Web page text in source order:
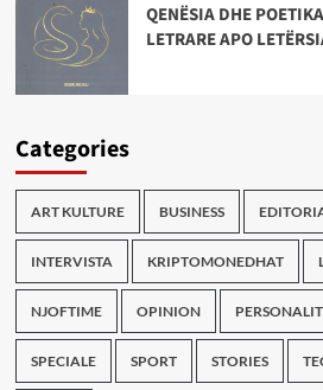
QENËSIA DHE
LETRARE APO
Categories
ART KULTURE BUSINESS
INTERVISTA KRIPTOMONEDHAT
NJOFTIME OPINION
SPECIALE SPORT STORIES